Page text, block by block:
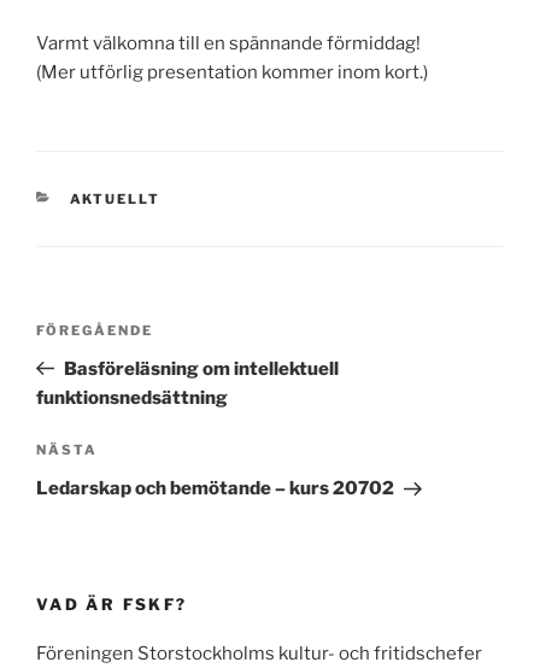
Varmt välkomna till en spännande förmiddag!
(Mer utförlig presentation kommer inom kort.)
KATEGORIER
AKTUELLT
Inläggsnavigering
Föregående
inlägg
FÖREGÅENDE
Basföreläsning om intellektuell
funktionsnedsättning
Nästa
inlägg
NÄSTA
Ledarskap och bemötande – kurs 20702
VAD ÄR FSKF?
Föreningen Storstockholms kultur- och fritidschefer